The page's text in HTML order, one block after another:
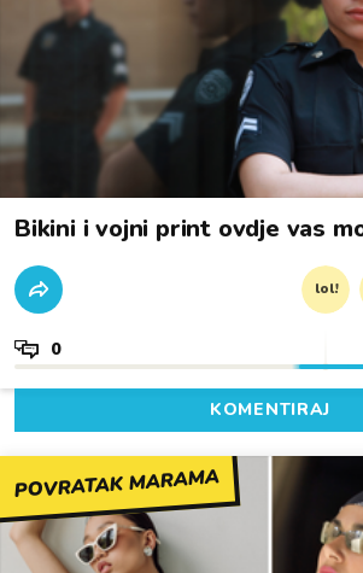
Bikini i vojni print ovdje vas
lol!
0
KOMENTIRAJ
POVRATAK MARAMA